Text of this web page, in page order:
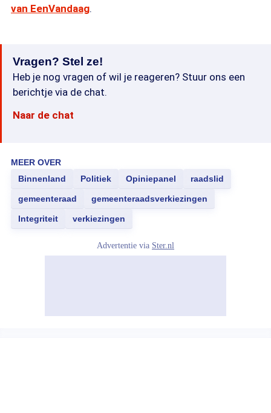
van EenVandaag.
Vragen? Stel ze!
Heb je nog vragen of wil je reageren? Stuur ons een
berichtje via de chat.
Naar de chat
MEER OVER
Binnenland
Politiek Opiniepanel raadslid
gemeenteraad gemeenteraadsverkiezingen
Integriteit verkiezingen
Advertentie via Ster.nl